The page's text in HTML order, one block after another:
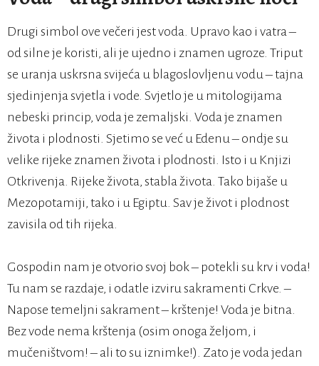
Drugi simbol ove večeri jest voda. Upravo kao i vatra –
od silne je koristi, ali je ujedno i znamen ugroze. Triput
se uranja uskrsna svijeća u blagoslovljenu vodu – tajna
sjedinjenja svjetla i vode. Svjetlo je u mitologijama
nebeski princip, voda je zemaljski. Voda je znamen
života i plodnosti. Sjetimo se već u Edenu – ondje su
velike rijeke znamen života i plodnosti. Isto i u Knjizi
Otkrivenja. Rijeke života, stabla života. Tako bijaše u
Mezopotamiji, tako i u Egiptu. Sav je život i plodnost
zavisila od tih rijeka.
Gospodin nam je otvorio svoj bok – potekli su krv i voda!
Tu nam se razdaje, i odatle izviru sakramenti Crkve. –
Napose temeljni sakrament – krštenje! Voda je bitna.
Bez vode nema krštenja (osim onoga željom, i
mučeništvom! – ali to su iznimke!). Zato je voda jedan